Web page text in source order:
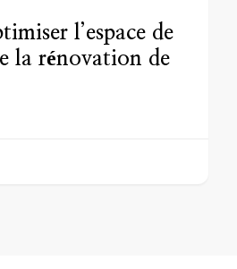
l’espace de
la rénovation de